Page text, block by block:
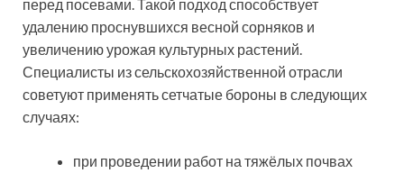
перед посевами. Такой подход способствует
удалению проснувшихся весной сорняков и
увеличению урожая культурных растений.
Специалисты из сельскохозяйственной отрасли
советуют применять сетчатые бороны в следующих
случаях:
при проведении работ на тяжёлых почвах